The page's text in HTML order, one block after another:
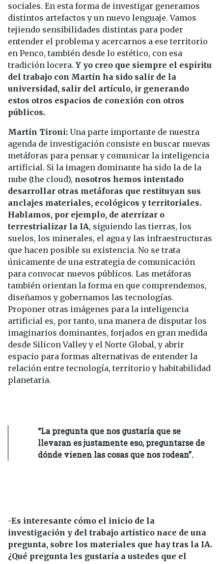
sociales. En esta forma de investigar generamos
distintos artefactos y un nuevo lenguaje. Vamos
tejiendo sensibilidades distintas para poder
entender el problema y acercarnos a ese territorio
en Penco, también desde lo estético, con esa
tradición locera. Y yo creo que siempre el espíritu
del trabajo con Martín ha sido salir de la
universidad, salir del artículo, ir generando
estos otros espacios de conexión con otros
públicos.
Martín Tironi: Una parte importante de nuestra
agenda de investigación consiste en buscar nuevas
metáforas para pensar y comunicar la inteligencia
artificial. Si la imagen dominante ha sido la de la
nube (the cloud), nosotros hemos intentado
desarrollar otras metáforas que restituyan sus
anclajes materiales, ecológicos y territoriales.
Hablamos, por ejemplo, de aterrizar o
terrestrializar la IA, siguiendo las tierras, los
suelos, los minerales, el agua y las infraestructuras
que hacen posible su existencia. No se trata
únicamente de una estrategia de comunicación
para convocar nuevos públicos. Las metáforas
también orientan la forma en que comprendemos,
diseñamos y gobernamos las tecnologías.
Proponer otras imágenes para la inteligencia
artificial es, por tanto, una manera de disputar los
imaginarios dominantes, forjados en gran medida
desde Silicon Valley y el Norte Global, y abrir
espacio para formas alternativas de entender la
relación entre tecnología, territorio y habitabilidad
planetaria.
“La pregunta que nos gustaría que se
llevaran es justamente eso, preguntarse de
dónde vienen las cosas que nos rodean”.
-Es interesante cómo el inicio de la
investigación y del trabajo artístico nace de una
pregunta, sobre los materiales que hay tras la IA.
¿Qué pregunta les gustaría a ustedes que el